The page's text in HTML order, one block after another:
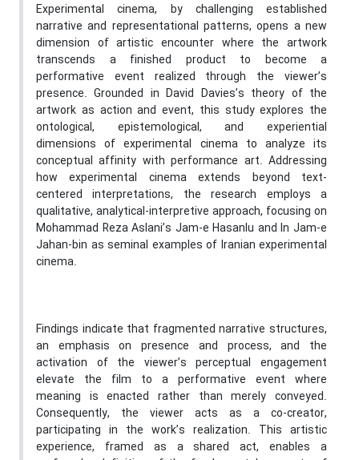
Experimental cinema, by challenging established
narrative and representational patterns, opens a new
dimension of artistic encounter where the artwork
transcends a finished product to become a
performative event realized through the viewer’s
presence. Grounded in David Davies’s theory of the
artwork as action and event, this study explores the
ontological, epistemological, and experiential
dimensions of experimental cinema to analyze its
conceptual affinity with performance art. Addressing
how experimental cinema extends beyond text-
centered interpretations, the research employs a
qualitative, analytical-interpretive approach, focusing on
Mohammad Reza Aslani’s Jam-e Hasanlu and In Jam-e
Jahan-bin as seminal examples of Iranian experimental
cinema.
Findings indicate that fragmented narrative structures,
an emphasis on presence and process, and the
activation of the viewer’s perceptual engagement
elevate the film to a performative event where
meaning is enacted rather than merely conveyed.
Consequently, the viewer acts as a co-creator,
participating in the work’s realization. This artistic
experience, framed as a shared act, enables a